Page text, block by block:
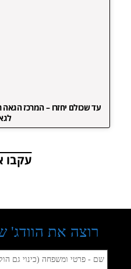
עד שכולם יחזרו – המרכז
עקבו